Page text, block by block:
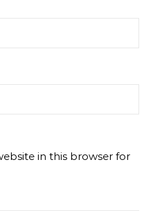
in this browser for